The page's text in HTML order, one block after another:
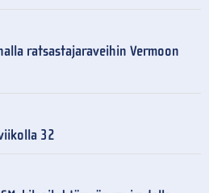
ratsastajaraveihin Vermoon
32